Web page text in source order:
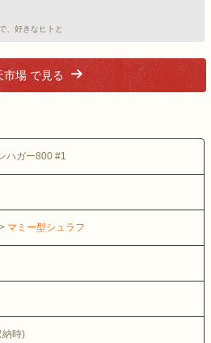
、好きなヒトと
市場 で見る
ハガー800 #1
> マミー型シュラフ
納時)